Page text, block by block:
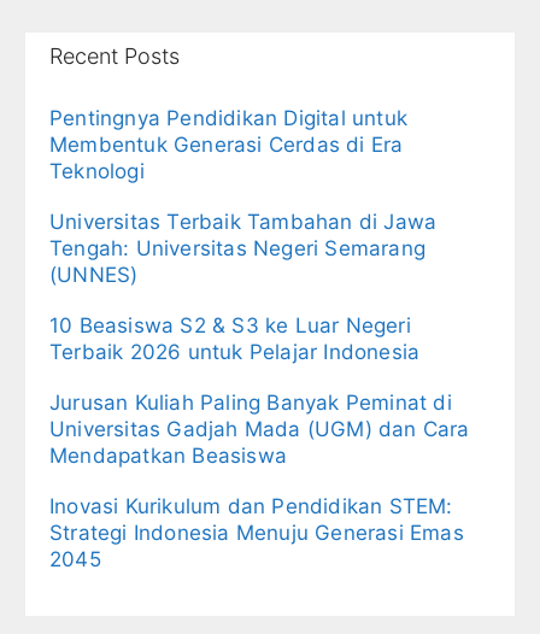
Recent Posts
Pentingnya Pendidikan Digital untuk
Membentuk Generasi Cerdas di Era
Teknologi
Universitas Terbaik Tambahan di Jawa
Tengah: Universitas Negeri Semarang
(UNNES)
10 Beasiswa S2 & S3 ke Luar Negeri
Terbaik 2026 untuk Pelajar Indonesia
Jurusan Kuliah Paling Banyak Peminat di
Universitas Gadjah Mada (UGM) dan Cara
Mendapatkan Beasiswa
Inovasi Kurikulum dan Pendidikan STEM:
Strategi Indonesia Menuju Generasi Emas
2045